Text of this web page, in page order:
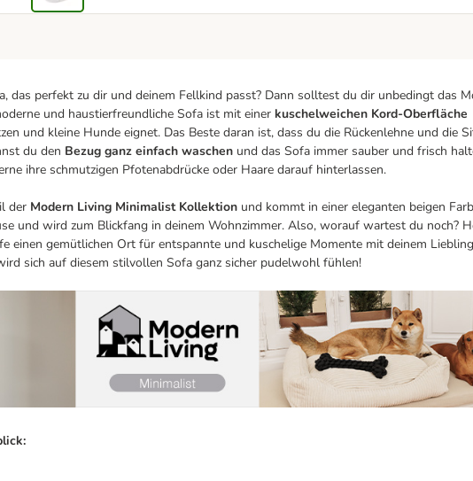
das perfekt zu dir und deinem Fellkind passt? Dann solltest du dir unbedingt das
und haustierfreundliche Sofa ist mit einer kuschelweichen Kord-Oberfläche
und kleine Hunde eignet. Das Beste daran ist, dass du die Rückenlehne und die
du den Bezug ganz einfach waschen und das Sofa immer sauber und frisch
ihre schmutzigen Pfotenabdrücke oder Haare darauf hinterlassen.
der Modern Living Minimalist Kollektion und kommt in einer eleganten beigen
und wird zum Blickfang in deinem Wohnzimmer. Also, worauf wartest du noch?
einen gemütlichen Ort für entspannte und kuschelige Momente mit deinem
sich auf diesem stilvollen Sofa ganz sicher pudelwohl fühlen!